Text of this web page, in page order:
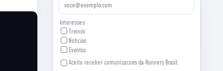
Interesses
Treinos
Noticias
Eventos
Aceito receber comunicacoes da Runners Brasil.